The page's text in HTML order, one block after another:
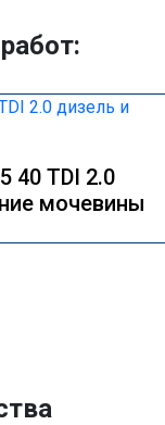
40 TDI 2.0
мочевины